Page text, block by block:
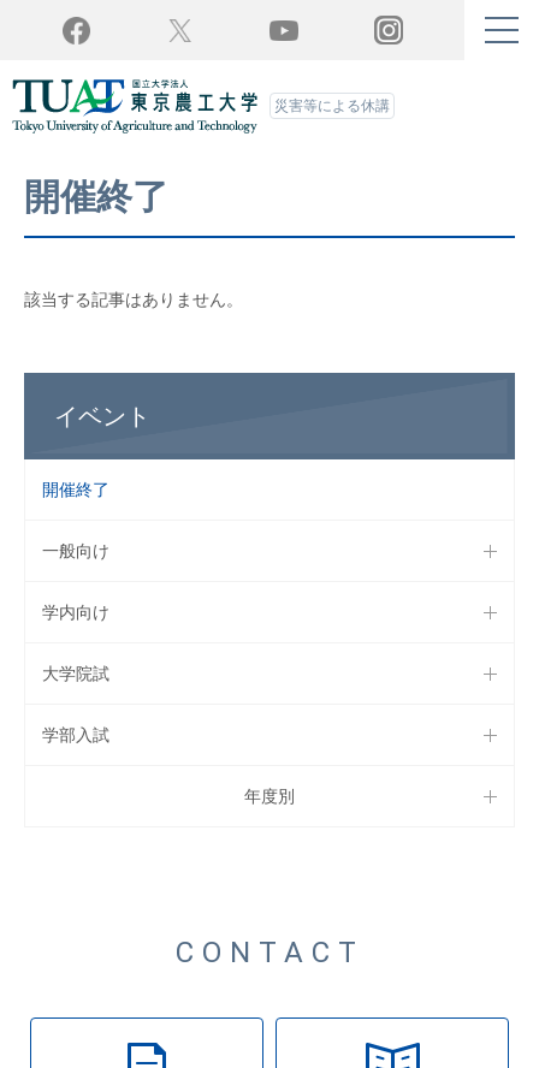
Facebook Twitter YouTube Instagram
災害等による休講
開催終了
該当する記事はありません。
イベント
開催終了
一般向け
学内向け
大学院試
学部入試
年度別
CONTACT